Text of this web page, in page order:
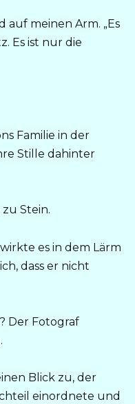
meinen Arm. „Es
Es ist nur die
Familie in der
Stille dahinter
Stein.
es in dem Lärm
dass er nicht
Der Fotograf
Blick zu, der
einordnete und